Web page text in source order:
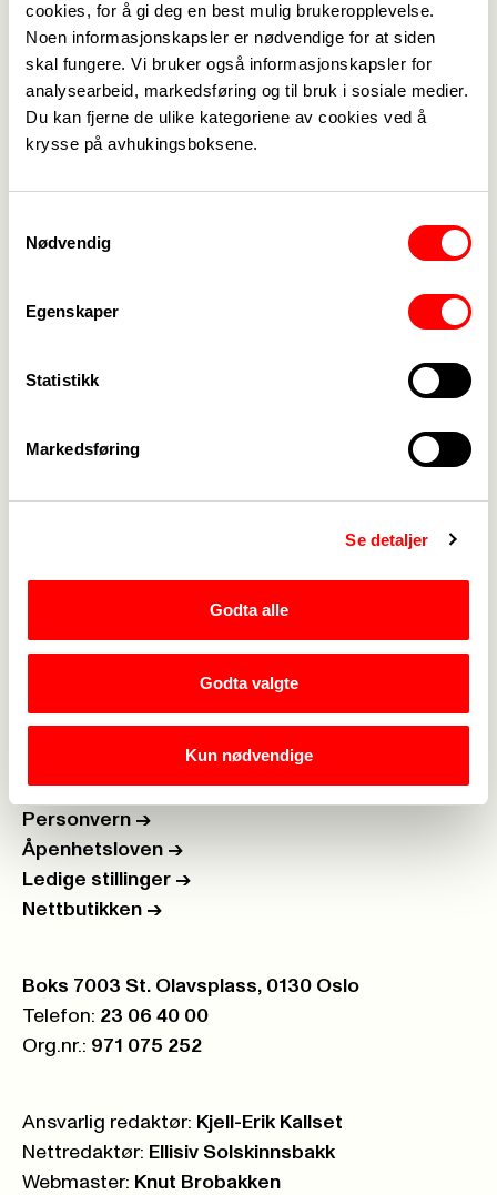
cookies, for å gi deg en best mulig brukeropplevelse.
Noen informasjonskapsler er nødvendige for at siden
skal fungere. Vi bruker også informasjonskapsler for
analysearbeid, markedsføring og til bruk i sosiale medier.
Du kan fjerne de ulike kategoriene av cookies ved å
krysse på avhukingsboksene.
Nødvendig
Egenskaper
Statistikk
Markedsføring
Se detaljer
Godta alle
Godta valgte
Kun nødvendige
god jul (Foto: Feel- stock)
Sist oppdatert: 16. des. 2024
Medlemskap
Kalender ->
Om Fagforbundet
Rettigheter i arbeidslivet
Brosjyrer og materiell ->
Personvern ->
Åpenhetsloven ->
Ledige stillinger ->
Nettbutikken ->
Postboks:
Boks 7003 St. Olavsplass, 0130 Oslo
Telefon: 23 06 40 00
Org.nr.: 971 075 252
Ansvarlig redaktør: Kjell-Erik Kallset
Nettredaktør: Ellisiv Solskinnsbakk
Webmaster: Knut Brobakken